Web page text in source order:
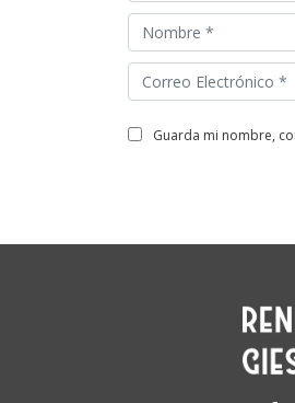
guarda mi nombre,